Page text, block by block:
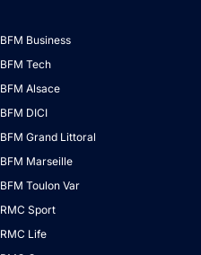
BFM Business
BFM Tech
BFM Alsace
BFM DICI
BFM Grand Littoral
BFM Marseille
BFM Toulon Var
RMC Sport
RMC Life